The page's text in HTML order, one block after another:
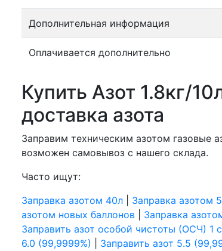
Дополнительная информация
Оплачивается дополнительно
Купить Азот 1.8кг/
доставка азота
Заправим техническим азотом газовые
возможен самовывоз с нашего склада.
Часто ищут:
Заправка азотом 40л
Заправка азотом
азотом новых баллонов
Заправка
Заправить азот особой чистоты (ОСЧ) 1
6.0 (99,9999%)
Заправить азот 5.5